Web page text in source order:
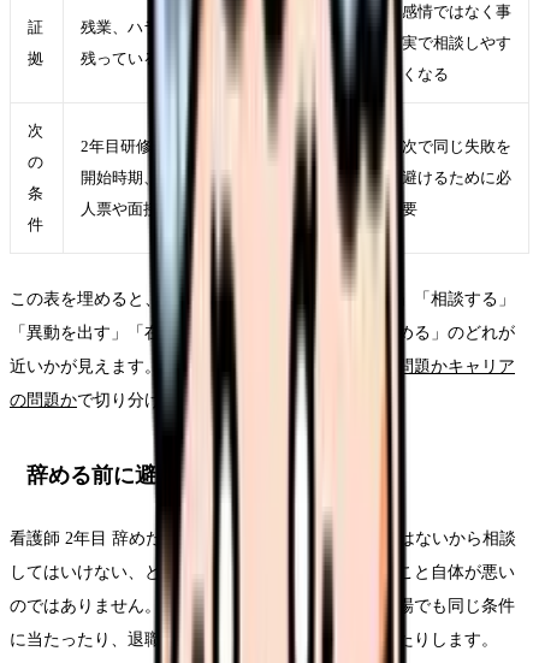
証
拠
残業、ハラスメント、退職交渉の記録が
残っているか
感情ではなく事
実で相談しやす
くなる
次
の
条
件
2年目研修、夜勤フォロー、後輩指導の
開始時期、リーダー業務の段階づけを求
人票や面接で確認できるか
次で同じ失敗を
避けるために必
要
この表を埋めると、「今すぐ退職」ではなく「休む」「相談する」
「異動を出す」「在職転職を始める」「退職日を決める」のどれが
近いかが見えます。判断がつかない場合は、
職場の問題かキャリア
の問題かで切り分けてください。
辞める前に避けたい失敗
看護師 2年目 辞めたいで一番避けたいのは、新人ではないから相談
してはいけない、と一人で抱えることです。辞めること自体が悪い
のではありません。準備不足のまま動くと、次の職場でも同じ条件
に当たったり、退職後のお金や手続きで追い込まれたりします。